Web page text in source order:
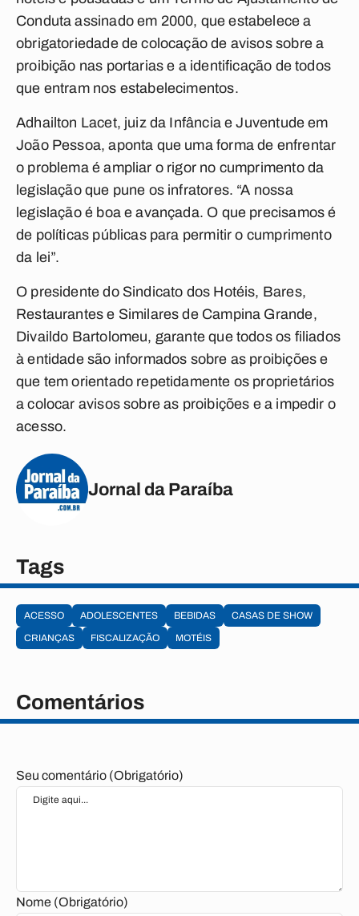
Conduta assinado em 2000, que estabelece a
obrigatoriedade de colocação de avisos sobre a
proibição nas portarias e a identificação de todos
que entram nos estabelecimentos.
Adhailton Lacet, juiz da Infância e Juventude em
João Pessoa, aponta que uma forma de enfrentar
o problema é ampliar o rigor no cumprimento da
legislação que pune os infratores. “A nossa
legislação é boa e avançada. O que precisamos é
de políticas públicas para permitir o cumprimento
da lei”.
O presidente do Sindicato dos Hotéis, Bares,
Restaurantes e Similares de Campina Grande,
Divaildo Bartolomeu, garante que todos os filiados
à entidade são informados sobre as proibições e
que tem orientado repetidamente os proprietários
a colocar avisos sobre as proibições e a impedir o
acesso.
Jornal da Paraíba
Tags
ACESSO ADOLESCENTES BEBIDAS
CASAS DE SHOW
CRIANÇAS
FISCALIZAÇÃO MOTÉIS
Comentários
Seu comentário (Obrigatório)
Nome (Obrigatório)